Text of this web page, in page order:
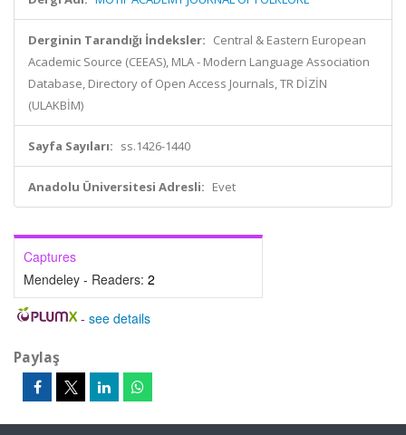
Derginin Tarandığı İndeksler: Central & Eastern European
Academic Source (CEEAS), MLA - Modern Language Association
Database, Directory of Open Access Journals, TR DİZİN
(ULAKBİM)
Sayfa Sayıları: ss.1426-1440
Anadolu Üniversitesi Adresli: Evet
Captures
Mendeley - Readers: 2
- see details
Paylaş